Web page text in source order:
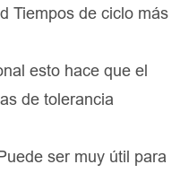
Tiempos de ciclo más
esto hace que el
de tolerancia
ser muy útil para